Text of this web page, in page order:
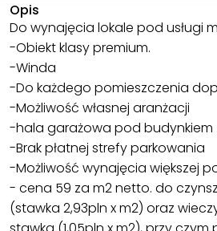
Opis
Do wynajęcia lokale pod usługi
-Obiekt klasy premium.
-Winda
-Do każdego pomieszczenia
-Możliwość własnej aranżacji
-hala garażowa pod budynkiem
-Brak płatnej strefy parkowania
-Możliwość wynajęcia większej
- cena 59 za m2 netto. do
(stawka 2,93pln x m2) oraz